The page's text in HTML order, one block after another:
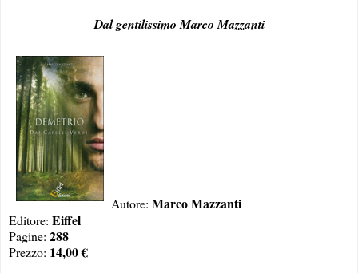
Dal gentilissimoMarco Mazzanti
Autore: Marco Mazzanti
Editore: Eiffel
Pagine: 288
Prezzo: 14,00 €